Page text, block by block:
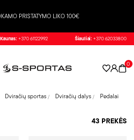
PRISTATYMO LIKO 100€
Kaunas: +370 61122992 Šiauliai: +370 62033800
0
Dviračių sportas Dviračių dalys Pedalai
43 PREKĖS